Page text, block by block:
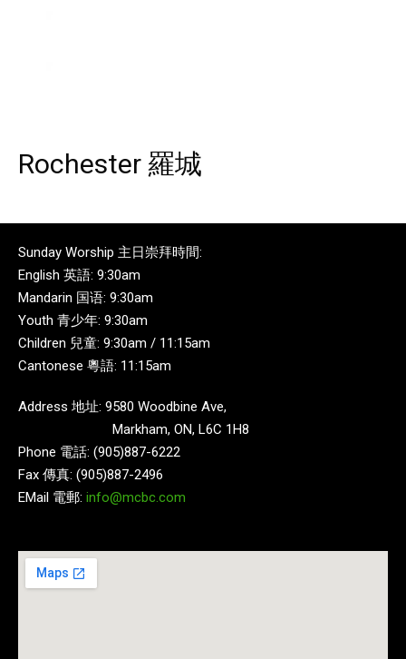
Rochester 羅城
Sunday Worship 主日崇拜時間:
English 英語: 9:30am
Mandarin 国语: 9:30am
Youth 青少年: 9:30am
Children 兒童: 9:30am / 11:15am
Cantonese 粵語: 11:15am
Address 地址: 9580 Woodbine Ave,
Markham, ON, L6C 1H8
Phone 電話: (905)887-6222
Fax 傳真: (905)887-2496
EMail 電郵: info@mcbc.com